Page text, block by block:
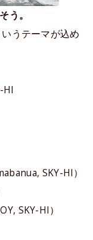
う。
うテーマが込め
HI
SKY-HI）
SKY-HI）